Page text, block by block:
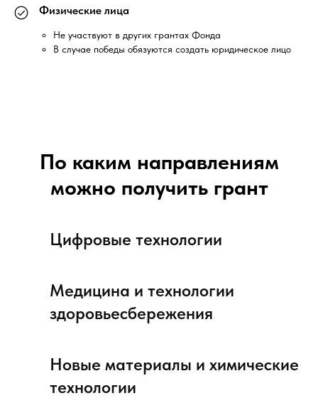
Физические лица
Не участвуют в других грантах Фонда
В случае победы обязуются создать юридическое лицо
По каким направлениям
можно получить грант
Цифровые технологии
Медицина и технологии
здоровьесбережения
Новые материалы и химические
технологии